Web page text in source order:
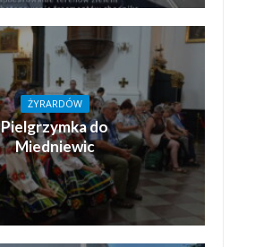
ŻYRARDÓW
Pielgrzymka do
Miedniewic